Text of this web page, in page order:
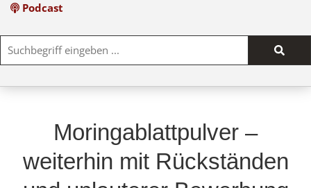
Podcast
Moringablattpulver –
weiterhin mit Rückständen